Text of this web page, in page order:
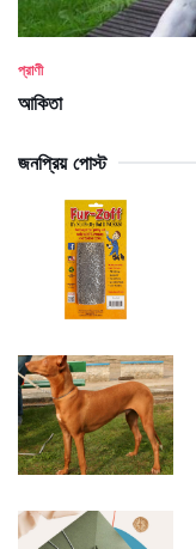
প্রাণী
আকিতা
জনপ্রিয় পোস্ট